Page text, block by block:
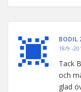
BODIL
18/9 -
Tack
och
glad